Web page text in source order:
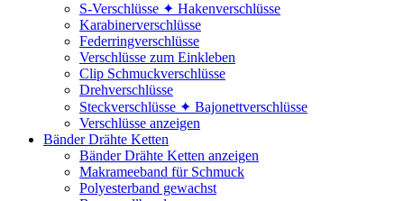
S-Verschlüsse ✦ Hakenverschlüsse
Karabinerverschlüsse
Federringverschlüsse
Verschlüsse zum Einkleben
Clip Schmuckverschlüsse
Drehverschlüsse
Steckverschlüsse ✦ Bajonettverschlüsse
Verschlüsse anzeigen
Bänder Drähte Ketten
Bänder Drähte Ketten anzeigen
Makrameeband für Schmuck
Polyesterband gewachst